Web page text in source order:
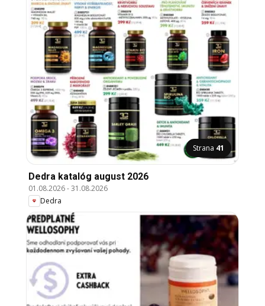
Strana 41
Dedra katalóg august 2026
01.08.2026-31.08.2026
Dedra